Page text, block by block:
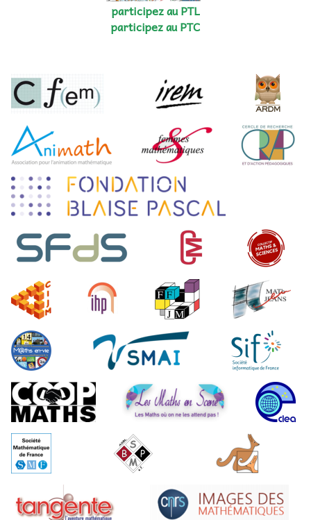
participez au PTL
participez au PTC